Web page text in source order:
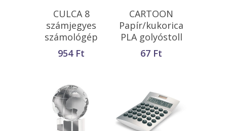
Kosárba
Teszem
CULCA 8
számjegyes
számológép
954 Ft
Opciók Választása
CARTOON
Papír/kukorica
PLA golyóstoll
67 Ft